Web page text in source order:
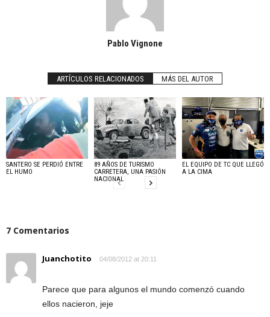
Pablo Vignone
ARTÍCULOS RELACIONADOS MÁS DEL AUTOR
SANTERO SE PERDIÓ ENTRE
EL HUMO
89 AÑOS DE TURISMO
CARRETERA, UNA PASIÓN
NACIONAL
EL EQUIPO DE TC QUE LLEGÓ
A LA CIMA
7 Comentarios
Juanchotito 04/08/2012 at 20:11
Parece que para algunos el mundo comenzó cuando
ellos nacieron, jeje